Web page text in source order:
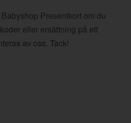
Presentkort om du
eller ersättning på ett
av oss. Tack!